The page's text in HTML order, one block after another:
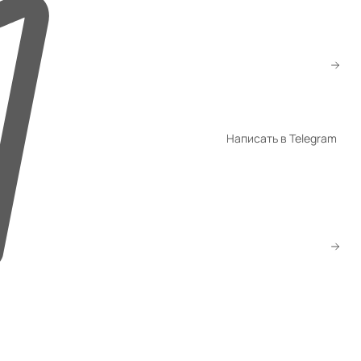
Написать в Telegram